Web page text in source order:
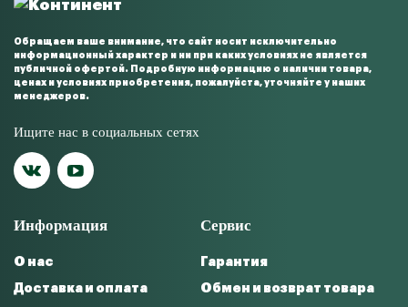
Обращаем ваше внимание, что сайт носит исключительно
информационный характер и ни при каких условиях не является
публичной офертой. Подробную информацию о наличии товара,
ценах и условиях приобретения, пожалуйста, уточняйте у наших
менеджеров.
Ищите нас в социальных сетях
Информация
О нас
Доставка и оплата
Сервис
Гарантия
Обмен и возврат товара